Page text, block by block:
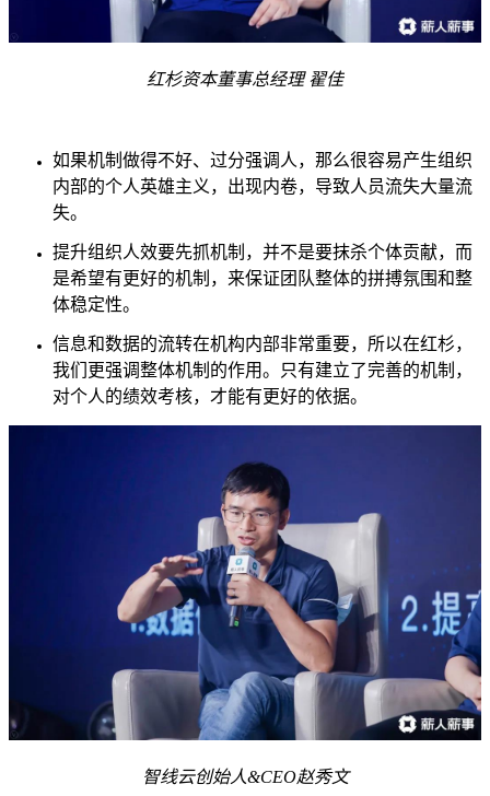
红杉资本董事总经理 翟佳
如果机制做得不好、过分强调人，那么很容易产生组织
内部的个人英雄主义，出现内卷，导致人员流失大量流
失。
提升组织人效要先抓机制，并不是要抹杀个体贡献，而
是希望有更好的机制，来保证团队整体的拼搏氛围和整
体稳定性。
信息和数据的流转在机构内部非常重要，所以在红杉，
我们更强调整体机制的作用。只有建立了完善的机制，
对个人的绩效考核，才能有更好的依据。
智线云创始人&CEO赵秀文